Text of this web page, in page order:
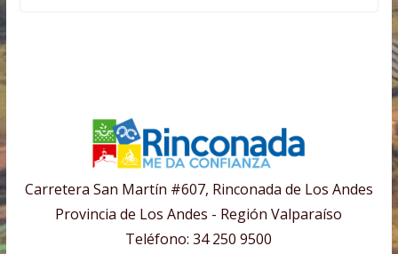
Carretera San Martín #607, Rinconada de Los Andes
Provincia de Los Andes - Región Valparaíso
Teléfono: 34 250 9500